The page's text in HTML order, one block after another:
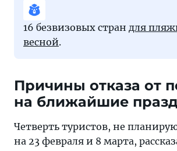
16 безвизовых стран для
весной.
Причины отказа от
на ближайшие
Четверть туристов, не
на 23 февраля и 8 марта,